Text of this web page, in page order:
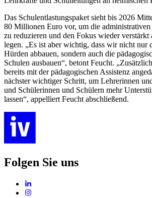
Das Schulentlastungspaket sieht bis 2026
80 Millionen Euro vor, um die administrativen
zu reduzieren und den Fokus wieder
legen. „Es ist aber wichtig, dass wir nicht nur
Hürden abbauen, sondern auch die
Schulen ausbauen“, betont Feucht.
bereits mit der pädagogischen Assistenz
nächster wichtiger Schritt, um Lehrerinnen
und Schülerinnen und Schülern mehr
lassen“, appelliert Feucht abschließend.
Folgen Sie uns